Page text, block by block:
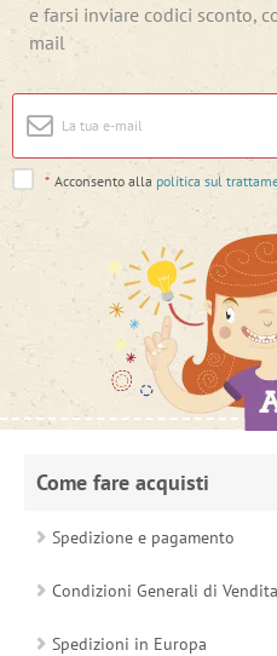
e farsi inviare codici sconto,
mail
* Acconsento alla politica sul
Come fare acquisti
Spedizione e pagamento
Condizioni Generali di Vendita
Spedizioni in Europa